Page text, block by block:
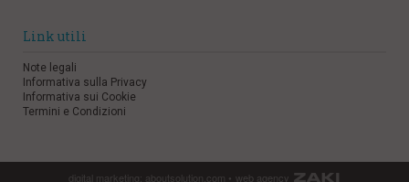
Link utili
Note legali
Informativa sulla Privacy
Informativa sui Cookie
Termini e Condizioni
digital marketing: aboutsolution.com •web agency